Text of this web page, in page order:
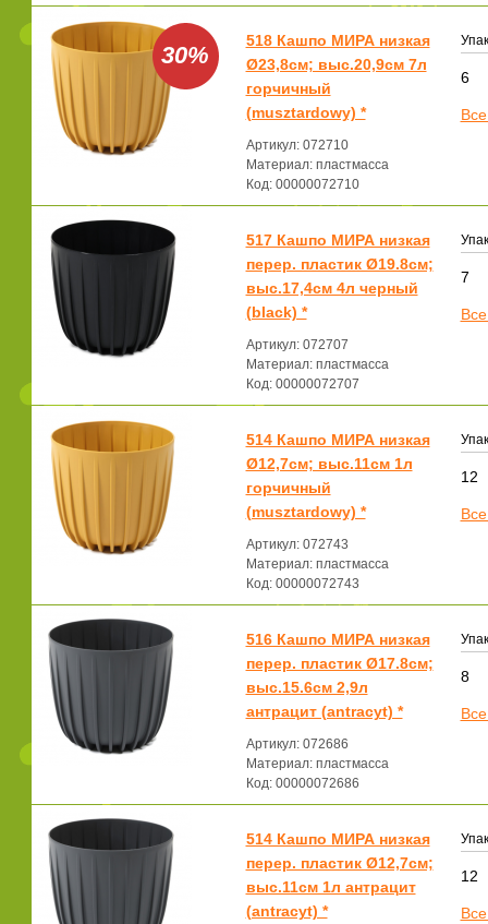
30%
518 Кашпо МИРА низкая
Ø23,8см; выс.20,9см 7л
горчичный
(musztardowy) *
Артикул: 072710
Материал: пластмасса
Код: 00000072710
6
517 Кашпо МИРА низкая
перер. пластик Ø19.8см;
выс.17,4см 4л черный
(black) *
Артикул: 072707
Материал: пластмасса
Код: 00000072707
7
514 Кашпо МИРА низкая
Ø12,7см; выс.11см 1л
горчичный
(musztardowy) *
Артикул: 072743
Материал: пластмасса
Код: 00000072743
12
516 Кашпо МИРА низкая
перер. пластик Ø17.8см;
выс.15.6см 2,9л
антрацит (antracyt) *
Артикул: 072686
Материал: пластмасса
Код: 00000072686
8
514 Кашпо МИРА низкая
перер. пластик Ø12,7см;
выс.11см 1л антрацит
(antracyt) *
12